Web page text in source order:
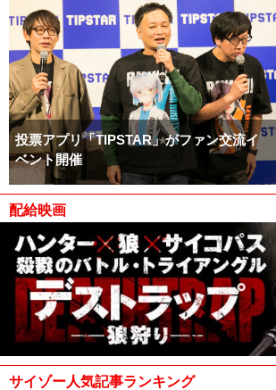
投票アプリ「TIPSTAR」がファン交流イ
ベント開催
配給映画
サイゾー人気記事ランキング